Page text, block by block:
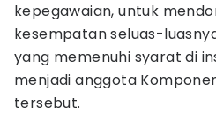
kepegawaian, untuk
kesempatan seluas-
yang memenuhi syarat di
menjadi anggota
tersebut.